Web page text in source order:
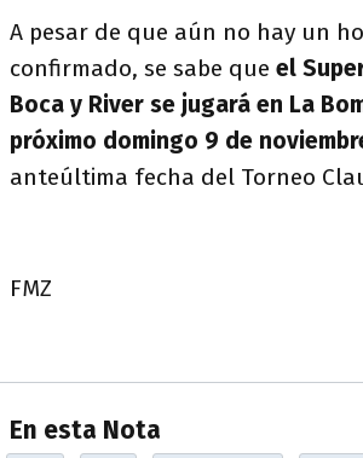
A pesar de que aún no hay un
confirmado, se sabe que el
Boca y River se jugará en La
próximo domingo 9 de
anteúltima fecha del Torneo
FMZ
En esta Nota